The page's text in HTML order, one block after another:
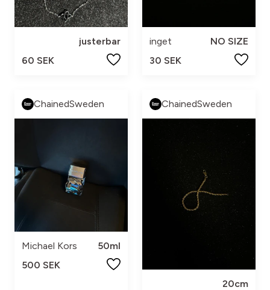
justerbar
60 SEK
inget
NO SIZE
30 SEK
ChainedSweden
Michael Kors
50ml
500 SEK
ChainedSweden
20cm